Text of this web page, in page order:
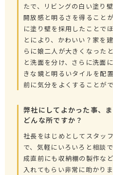
たで、リビングの白い塗り
開放感と明るさを得ること
に塗り壁を採用したことで
とにより、かわいい？家を
らに娘二人が大きくなった
と洗面を分け、さらに洗面
きな鏡と明るいタイルを配
前に気分をよくすることが
弊社にしてよかった事、
どんな所ですか？
社長をはじめとしてスタッ
で、気軽にいろいろと相談
成直前にも収納棚の製作な
入れてもらい非常に助かり